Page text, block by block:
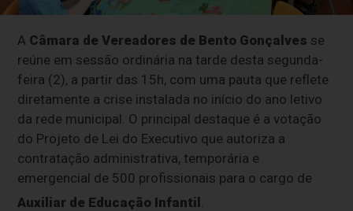
A Câmara de Vereadores de Bento Gonçalves se
reúne em sessão ordinária na tarde desta segunda-
feira (2), a partir das 15h, com uma pauta que reflete
diretamente a crise instalada no início do ano letivo
da rede municipal. O principal destaque é a votação
do Projeto de Lei do Executivo que autoriza a
contratação administrativa, temporária e
emergencial de 500 profissionais para o cargo de
Auxiliar de Educação Infantil